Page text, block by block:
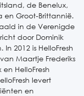
de Benelux,
en Groot-Brittannië.
in de Verenigde
door Dominik
In 2012 is HelloFresh
Maartje Frederiks
HelloFresh
levert
en